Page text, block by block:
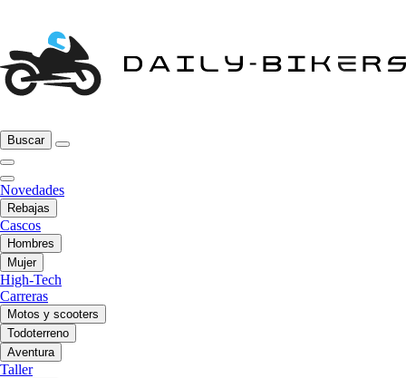
Buscar
Novedades
Rebajas
Cascos
Hombres
Mujer
High-Tech
Carreras
Motos y scooters
Todoterreno
Aventura
Taller